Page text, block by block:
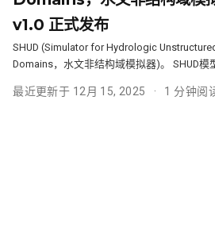
v1.0 正式发布
SHUD (Simulator for Hydrologic
Domains，水文非结构域模拟器)。 SHUD模
最近更新于 12月 15, 2025 1 分钟阅